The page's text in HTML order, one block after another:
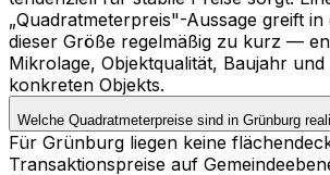
„Quadratmeterpreis"-Aussage greift in
dieser Größe regelmäßig zu kurz —
Mikrolage, Objektqualität, Baujahr und
konkreten Objekts.
Welche Quadratmeterpreise sind in Grünburg
Für Grünburg liegen keine
Transaktionspreise auf